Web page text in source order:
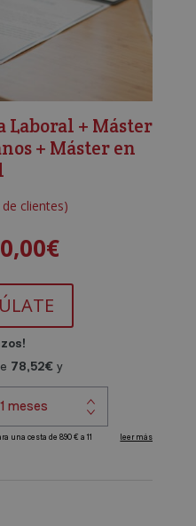
Laboral + Máster
+ Máster en
clientes)
€El
precio
actual
890,00€.